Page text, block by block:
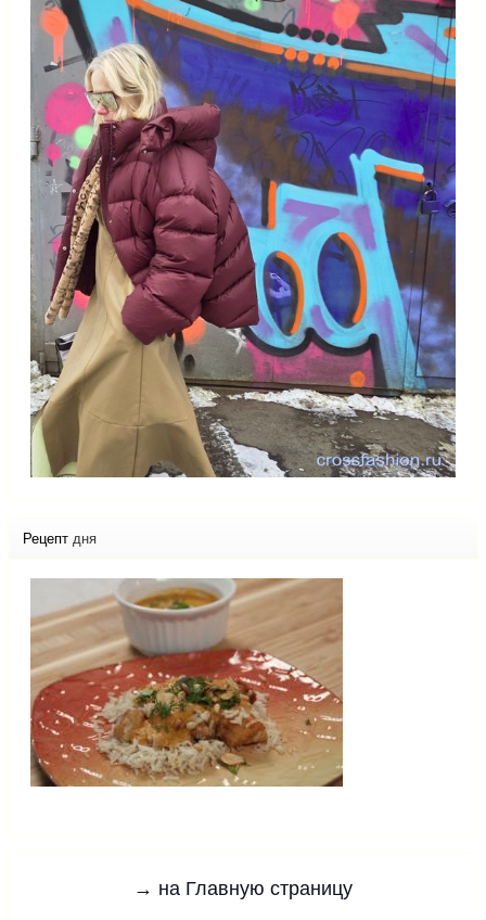
Рецепт дня
→ на Главную страницу